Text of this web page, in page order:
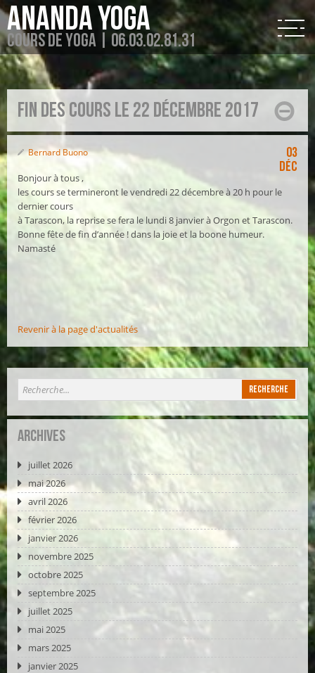
Ananda Yoga
Cours de Yoga | 06.03.02.81.31
fin des cours le 22 décembre 2017
Bernard Buono
03
Déc
Bonjour à tous ,
les cours se termineront le vendredi 22 décembre à 20 h pour le
dernier cours
à Tarascon, la reprise se fera le lundi 8 janvier à Orgon et Tarascon.
Bonne fête de fin d’année ! dans la joie et la boone humeur.
Namasté
Revenir à la page d'actualités
Archives
juillet 2026
mai 2026
avril 2026
février 2026
janvier 2026
novembre 2025
octobre 2025
septembre 2025
juillet 2025
mai 2025
mars 2025
janvier 2025